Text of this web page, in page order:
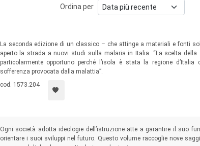
Ordina per
La seconda edizione di un classico – che attinge a materiali e fonti
aperto la strada a nuovi studi sulla malaria in Italia. “La scelta
particolarmente opportuno perché l’isola è stata la regione
sofferenza provocata dalla malattia”.
cod. 1573.204
Ogni società adotta ideologie dell’istruzione atte a garantire il suo
orientare i suoi sviluppi nel futuro. Questo volume raccoglie nove